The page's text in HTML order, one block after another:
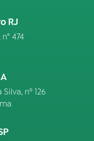
RJ
474
nº 126